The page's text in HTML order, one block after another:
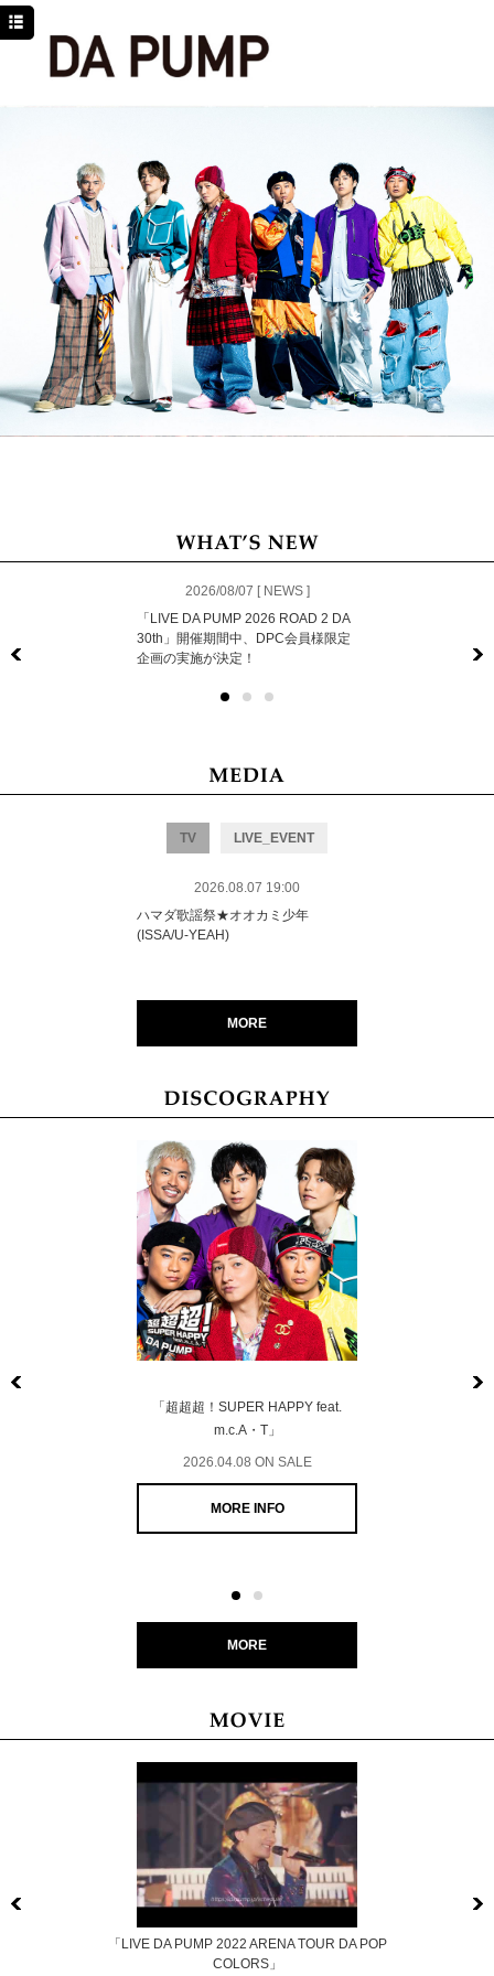
2026/08/07 [ NEWS ]
「LIVE DA PUMP 2026 ROAD 2 DA
30th」開催期間中、DPC会員様限定
企画の実施が決定！
TV LIVE_EVENT
2026.08.07 19:00
ハマダ歌謡祭★オオカミ少年
(ISSA/U-YEAH)
MORE
「超超超！SUPER HAPPY feat.
m.c.A・T」
2026.04.08 ON SALE
MORE INFO
MORE
「LIVE DA PUMP 2022 ARENA TOUR DA POP
COLORS」
NEWS
PROFILE
MOVIE
LINE
YouTube
BLOG
Facebook
Twitter
DPC